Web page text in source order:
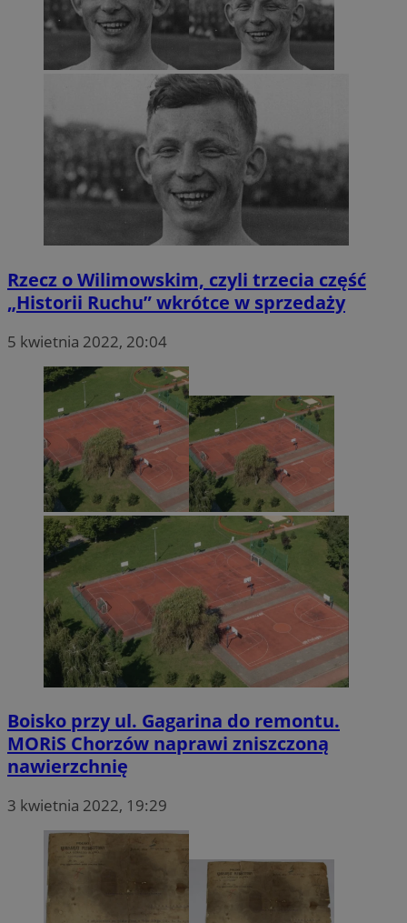
Rzecz o Wilimowskim, czyli trzecia część
„Historii Ruchu” wkrótce w sprzedaży
5 kwietnia 2022, 20:04
Boisko przy ul. Gagarina do remontu.
MORiS Chorzów naprawi zniszczoną
nawierzchnię
3 kwietnia 2022, 19:29